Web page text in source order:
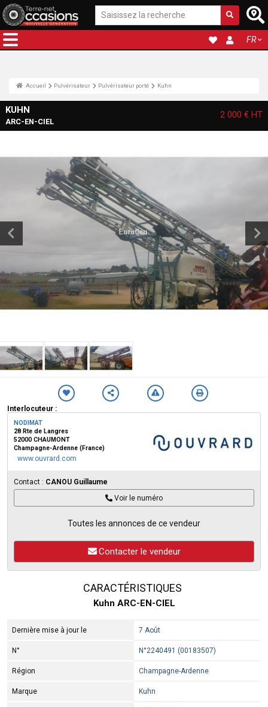
FR
Accueil Pulvérisateur Pulvérisateur porté Kuhn
KUHN
ARC-EN-CIEL
2 000 € HT
Interlocuteur :
NODIMAT
28 Rte de Langres
52000 CHAUMONT
Champagne-Ardenne (France)
www.ouvrard.com
Contact : CANOU Guillaume
Voir le numéro
Toutes les annonces de ce vendeur
Contacter le vendeur
CARACTÉRISTIQUES
Kuhn ARC-EN-CIEL
Dernière mise à jour le 7 Août
N° N°2240491 (00183507)
Région Champagne-Ardenne
Marque Kuhn